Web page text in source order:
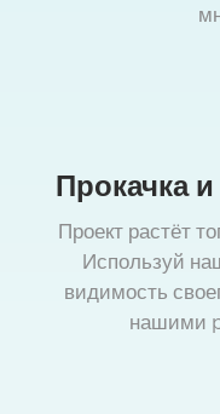
Прокачка
Проект растёт
Используй
видимость
нашими